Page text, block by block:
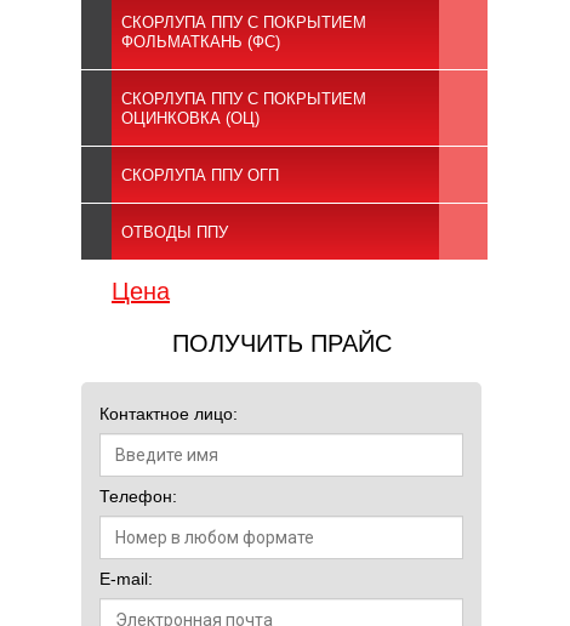
СКОРЛУПА ППУ С ПОКРЫТИЕМ
ФОЛЬМАТКАНЬ (ФС)
СКОРЛУПА ППУ С ПОКРЫТИЕМ
ОЦИНКОВКА (ОЦ)
СКОРЛУПА ППУ ОГП
ОТВОДЫ ППУ
Цена
ПОЛУЧИТЬ ПРАЙС
Контактное лицо:
Телефон:
E-mail: